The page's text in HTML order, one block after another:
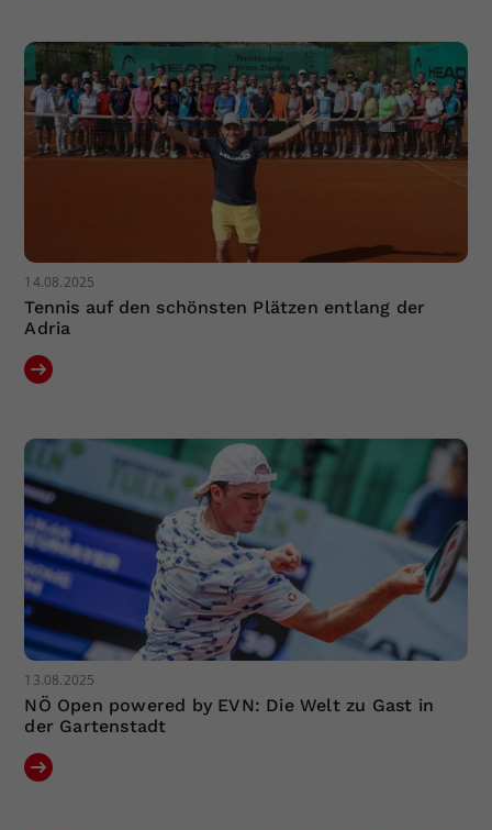
14.08.2025
Tennis auf den schönsten Plätzen entlang der
Adria
13.08.2025
NÖ Open powered by EVN: Die Welt zu Gast in
der Gartenstadt
Zweck
Einstellungen. Unter anderem eine
zufällig generierte ID, für die
historische Speicherung Ihrer
vorgenommen Einstellungen, falls der
Webseiten-Betreiber dies eingestellt